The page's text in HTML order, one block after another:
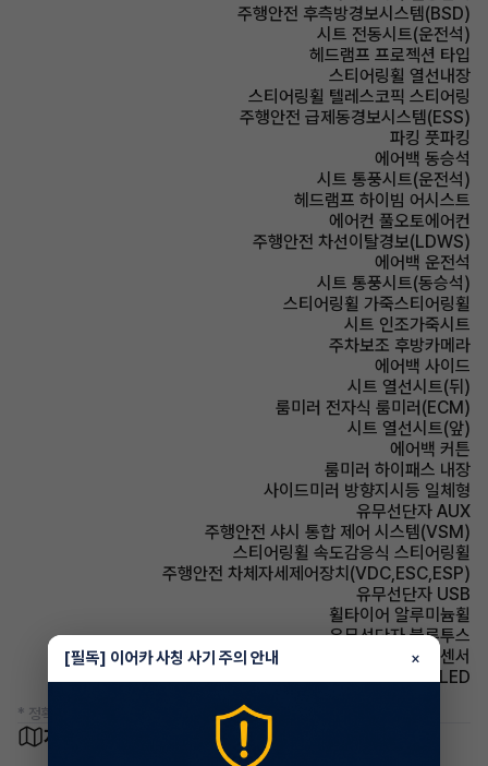
주행안전 후측방경보시스템(BSD)
시트 전동시트(운전석)
헤드램프 프로젝션 타입
스티어링휠 열선내장
스티어링휠 텔레스코픽 스티어링
주행안전 급제동경보시스템(ESS)
파킹 풋파킹
에어백 동승석
시트 통풍시트(운전석)
헤드램프 하이빔 어시스트
에어컨 풀오토에어컨
주행안전 차선이탈경보(LDWS)
에어백 운전석
시트 통풍시트(동승석)
스티어링휠 가죽스티어링휠
시트 인조가죽시트
주차보조 후방카메라
에어백 사이드
시트 열선시트(뒤)
룸미러 전자식 룸미러(ECM)
시트 열선시트(앞)
에어백 커튼
룸미러 하이패스 내장
사이드미러 방향지시등 일체형
유무선단자 AUX
주행안전 샤시 통합 제어 시스템(VSM)
스티어링휠 속도감응식 스티어링휠
주행안전 차체자세제어장치(VDC,ESC,ESP)
유무선단자 USB
휠타이어 알루미늄휠
유무선단자 블루투스
주차보조 후방감지센서
헤드램프 LED
* 정확한 정보는 판매자와 반드시 확인하시기 바랍니다.
차량 위치
[필독] 이어카 사칭 사기 주의 안내 ×